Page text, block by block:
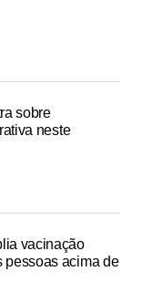
sobre
neste
vacinação
pessoas acima de